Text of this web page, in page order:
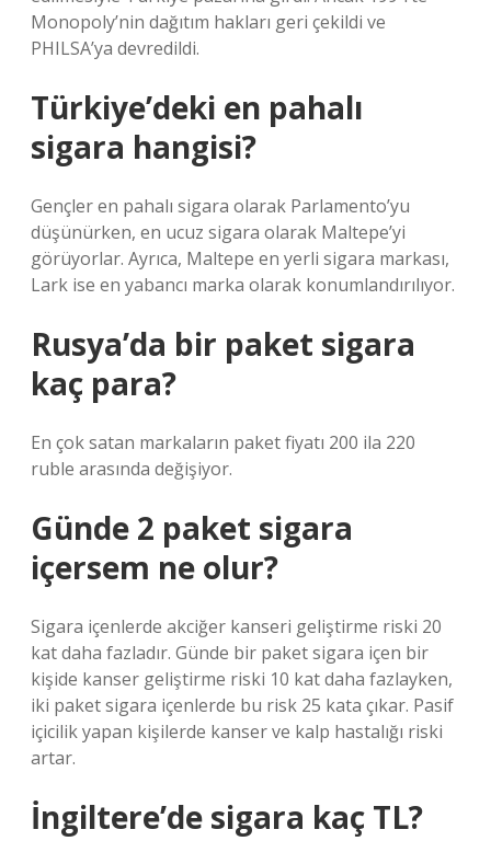
Monopoly’nin dağıtım hakları geri çekildi ve
PHILSA’ya devredildi.
Türkiye’deki en pahalı
sigara hangisi?
Gençler en pahalı sigara olarak Parlamento’yu
düşünürken, en ucuz sigara olarak Maltepe’yi
görüyorlar. Ayrıca, Maltepe en yerli sigara markası,
Lark ise en yabancı marka olarak konumlandırılıyor.
Rusya’da bir paket sigara
kaç para?
En çok satan markaların paket fiyatı 200 ila 220
ruble arasında değişiyor.
Günde 2 paket sigara
içersem ne olur?
Sigara içenlerde akciğer kanseri geliştirme riski 20
kat daha fazladır. Günde bir paket sigara içen bir
kişide kanser geliştirme riski 10 kat daha fazlayken,
iki paket sigara içenlerde bu risk 25 kata çıkar. Pasif
içicilik yapan kişilerde kanser ve kalp hastalığı riski
artar.
İngiltere’de sigara kaç TL?